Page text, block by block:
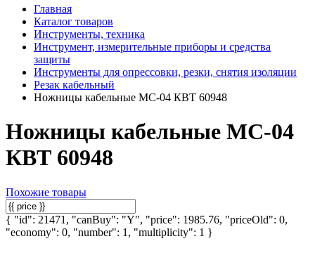
Главная
Каталог товаров
Инструменты, техника
Инструмент, измерительные приборы и средства
защиты
Инструменты для опрессовки, резки, снятия изоляции
Резак кабельный
Ножницы кабельные MC-04 КВТ 60948
Ножницы кабельные MC-04
КВТ 60948
Похожие товары
{ "id": 21471, "canBuy": "Y", "price": 1985.76, "priceOld": 0,
"economy": 0, "number": 1, "multiplicity": 1 }